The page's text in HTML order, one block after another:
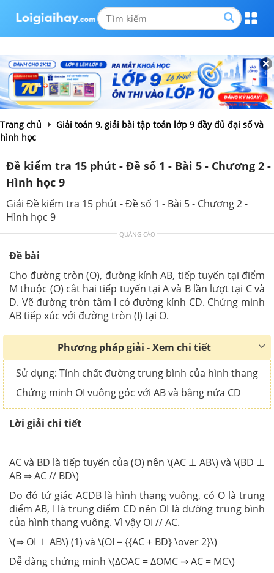
Trang chủ
Giải toán 9, giải bài tập toán lớp 9 đầy đủ đại số và
hình học
Đề kiểm tra 15 phút - Đề số 1 - Bài 5 - Chương 2 -
Hình học 9
Giải Đề kiểm tra 15 phút - Đề số 1 - Bài 5 - Chương 2 -
Hình học 9
QUẢNG CÁO
Đề bài
Cho đường tròn (O), đường kính AB, tiếp tuyến tại điểm
M thuộc (O) cắt hai tiếp tuyến tại A và B lần lượt tại C và
D. Vẽ đường tròn tâm I có đường kính CD. Chứng minh
AB tiếp xúc với đường tròn (I) tại O.
Phương pháp giải - Xem chi tiết
Sử dụng: Tính chất đường trung bình của hình thang
Chứng minh OI vuông góc với AB và bằng nửa CD
Lời giải chi tiết
AC và BD là tiếp tuyến của (O) nên \(AC ⊥ AB\) và \(BD ⊥
AB ⇒ AC // BD\)
Do đó tứ giác ACDB là hình thang vuông, có O là trung
điểm AB, I là trung điểm CD nên OI là đường trung bình
của hình thang vuông. Vì vậy OI // AC.
\(⇒ OI ⊥ AB\) (1) và \(OI = {{AC + BD} \over 2}\)
Dễ dàng chứng minh \(∆OAC = ∆OMC ⇒ AC = MC\)